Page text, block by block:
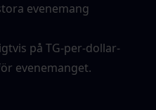
evenemang
på TG-per-dollar-
evenemanget.